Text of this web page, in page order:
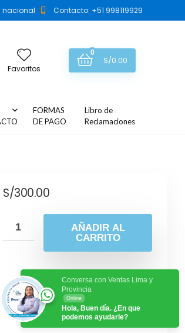
nacional Contacto: +51 998119929
Favoritos
0
S/0.00
FORMAS
DE PAGO
Libro de
Reclamaciones
S/300.00
AÑADIR AL
CARRITO
Conversa con Ventas Lima y
Provincia
Online
Hola, Buen día. ¿En que
podemos ayudarle?